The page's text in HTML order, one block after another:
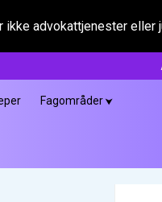
advokattjenester eller
Fagområder